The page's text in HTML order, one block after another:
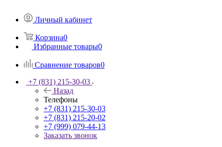
Личный кабинет
Корзина0
Избранные товары0
Сравнение товаров0
+7 (831) 215-30-03
Назад
Телефоны
+7 (831) 215-30-03
+7 (831) 215-20-02
+7 (999) 079-44-13
Заказать звонок